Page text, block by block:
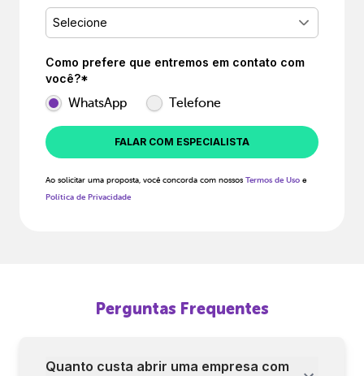
Selecione
Como prefere que entremos em contato com
você?*
WhatsApp Telefone
FALAR COM ESPECIALISTA
Ao solicitar uma proposta, você concorda com nossos Termos de Uso e
Política de Privacidade
Perguntas Frequentes
Quanto custa abrir uma empresa com